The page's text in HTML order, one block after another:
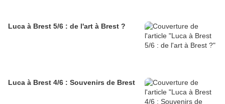
Luca à Brest 5/6 : de l'art à Brest ?
Luca à Brest 4/6 : Souvenirs de Brest